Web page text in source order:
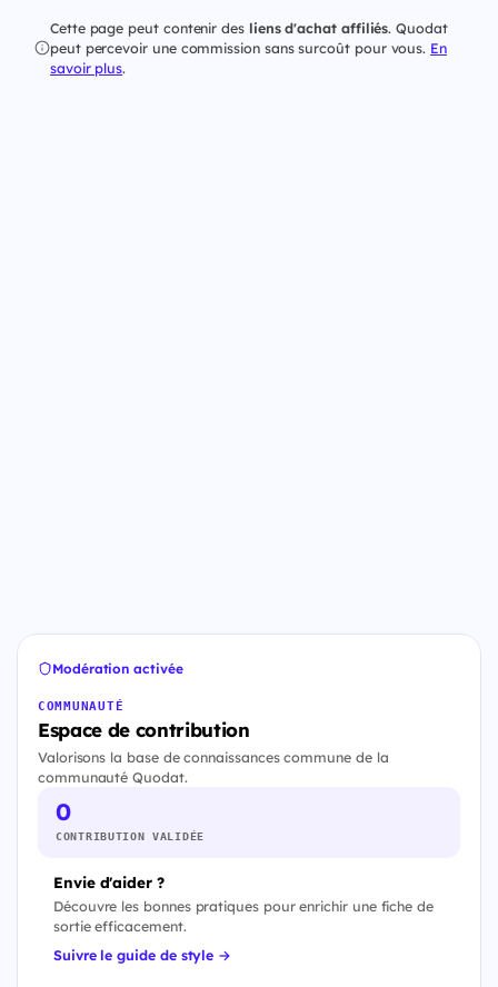
Cette page peut contenir des liens d'achat affiliés. Quodat
peut percevoir une commission sans surcoût pour vous. En
savoir plus.
Modération activée
COMMUNAUTÉ
Espace de contribution
Valorisons la base de connaissances commune de la
communauté Quodat.
0
CONTRIBUTION VALIDÉE
Envie d'aider ?
Découvre les bonnes pratiques pour enrichir une fiche de
sortie efficacement.
Suivre le guide de style →